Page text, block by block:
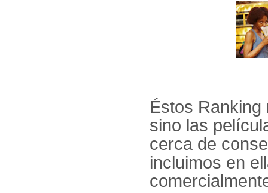
Éstos
sino las
cerca de
incluimos en